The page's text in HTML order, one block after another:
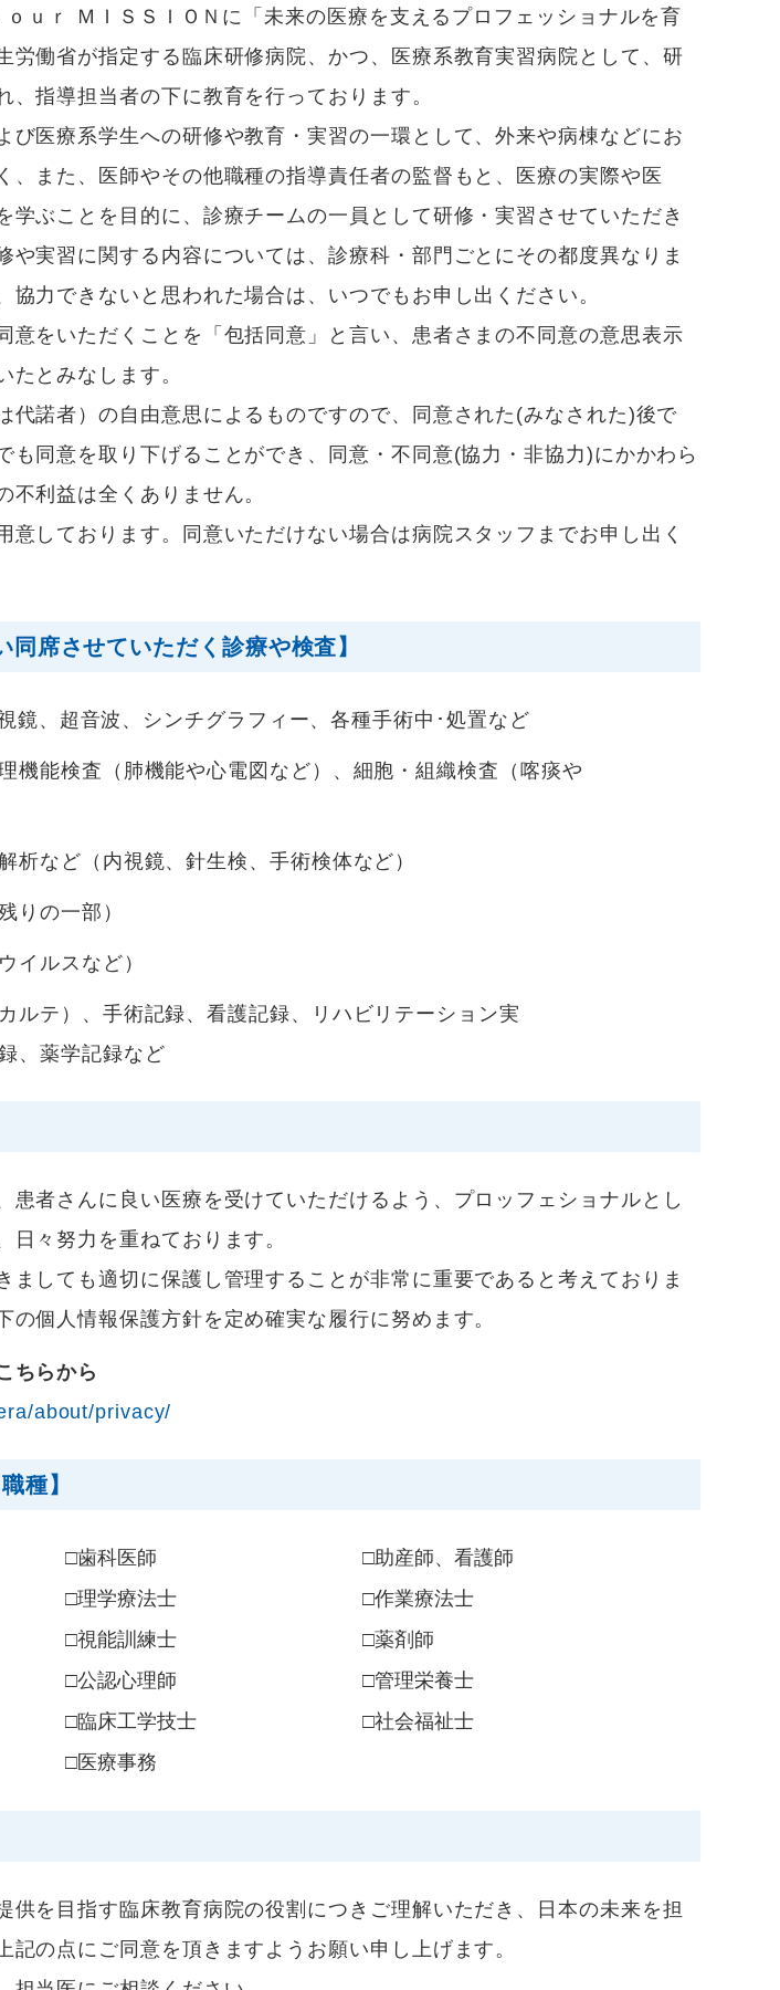
ｕｒ ＭＩＳＳＩＯＮに「未来の医療を支えるプロフェッショナルを育
労働省が指定する臨床研修病院、かつ、医療系教育実習病院として、研
指導担当者の下に教育を行っております。
び医療系学生への研修や教育・実習の一環として、外来や病棟などにお
、また、医師やその他職種の指導責任者の監督もと、医療の実際や医
学ぶことを目的に、診療チームの一員として研修・実習させていただき
や実習に関する内容については、診療科・部門ごとにその都度異なりま
協力できないと思われた場合は、いつでもお申し出ください。
意をいただくことを「包括同意」と言い、患者さまの不同意の意思表示
たとみなします。
代諾者）の自由意思によるものですので、同意された(みなされた)後で
も同意を取り下げることができ、同意・不同意(協力・非協力)にかかわら
利益は全くありません。
しております。同意いただけない場合は病院スタッフまでお申し出く
同席させていただく診療や検査】
鏡、超音波、シンチグラフィー、各種手術中･処置など
機能検査（肺機能や心電図など）、細胞・組織検査（喀痰や
析など（内視鏡、針生検、手術検体など）
りの一部）
イルスなど）
ルテ）、手術記録、看護記録、リハビリテーション実
、薬学記録など
者さんに良い医療を受けていただけるよう、プロッフェショナルとし
々努力を重ねております。
ましても適切に保護し管理することが非常に重要であると考えておりま
の個人情報保護方針を定め確実な履行に努めます。
ちらから
about/privacy/
種】
□歯科医師
□助産師、看護師
□理学療法士
□作業療法士
□視能訓練士
□薬剤師
□公認心理師
□管理栄養士
□臨床工学技士
□社会福祉士
□医療事務
供を目指す臨床教育病院の役割につきご理解いただき、日本の未来を担
記の点にご同意を頂きますようお願い申し上げます。